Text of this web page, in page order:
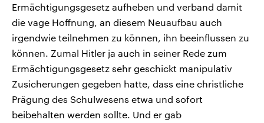
Ermächtigungsgesetz aufheben und verband damit
die vage Hoffnung, an diesem Neuaufbau auch
irgendwie teilnehmen zu können, ihn beeinflussen zu
können. Zumal Hitler ja auch in seiner Rede zum
Ermächtigungsgesetz sehr geschickt manipulativ
Zusicherungen gegeben hatte, dass eine christliche
Prägung des Schulwesens etwa und sofort
beibehalten werden sollte. Und er gab